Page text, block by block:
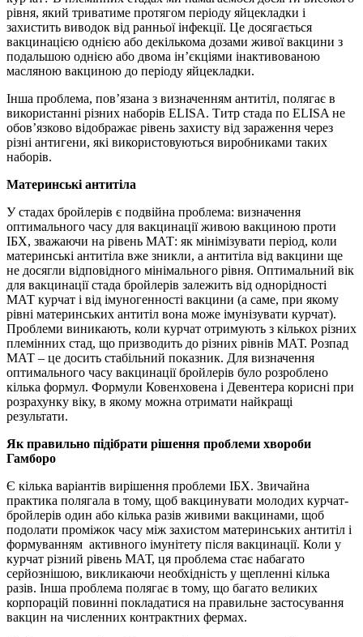
рівня, який триватиме протягом періоду яйцекладки і
захистить виводок від ранньої інфекції. Це досягається
вакцинацією однією або декількома дозами живої вакцини з
подальшою однією або двома ін’єкціями інактивованою
масляною вакциною до періоду яйцекладки.
Інша проблема, пов’язана з визначенням антитіл, полягає в
використанні різних наборів ELISA. Титр стада по ELISA не
обов’язково відображає рівень захисту від зараження через
різні антигени, які використовуються виробниками таких
наборів.
Материнські антитіла
У стадах бройлерів є подвійна проблема: визначення
оптимального часу для вакцинації живою вакциною проти
ІБХ, зважаючи на рівень МАТ: як мінімізувати період, коли
материнські антитіла вже зникли, а антитіла від вакцини ще
не досягли відповідного мінімального рівня. Оптимальний вік
для вакцинації стада бройлерів залежить від однорідності
МАТ курчат і від імуногенності вакцини (а саме, при якому
рівні материнських антитіл вона може імунізувати курчат).
Проблеми виникають, коли курчат отримують з кількох різних
племінних стад, що призводить до різних рівнів МАТ. Розпад
МАТ – це досить стабільний показник. Для визначення
оптимального часу вакцинації бройлерів було розроблено
кілька формул. Формули Ковенховена і Девентера корисні при
розрахунку віку, в якому можна отримати найкращі
результати.
Як правильно підібрати рішення проблеми хвороби
Гамборо
Є кілька варіантів вирішення проблеми ІБХ. Звичайна
практика полягала в тому, щоб вакцинувати молодих курчат-
бройлерів один або кілька разів живими вакцинами, щоб
подолати проміжок часу між захистом материнських антитіл і
формуванням активного імунітету після вакцинації. Коли у
курчат різний рівень МАТ, ця проблема стає набагато
серйознішою, викликаючи необхідність у щепленні кілька
разів. Інша проблема полягає в тому, що багато великих
корпорацій повинні покладатися на правильне застосування
вакцин на численних контрактних фермах.